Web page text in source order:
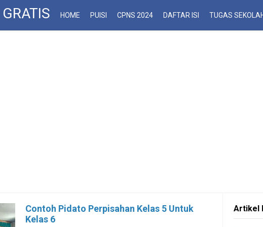
HOME PUISI CPNS 2024 DAFTAR ISI TUGAS
Contoh Pidato Perpisahan Kelas 5 Untuk
Kelas 6
Artikel